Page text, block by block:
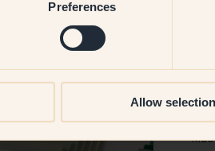
Preferences
Allow selection
Kit